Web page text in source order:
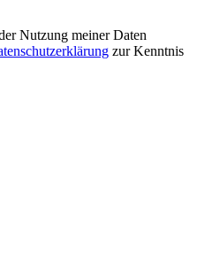
Nutzung meiner Daten
zur Kenntnis